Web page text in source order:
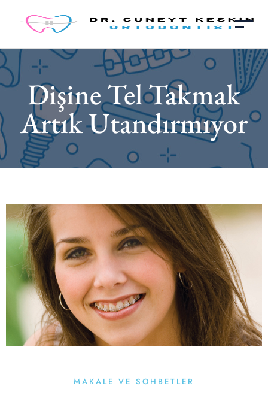
Dişine Tel Takmak
Artık Utandırmıyor
MAKALE VE SOHBETLER